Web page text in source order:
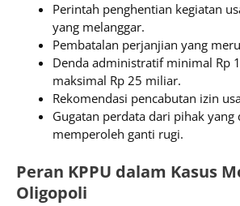
Perintah penghentian kegiatan
yang melanggar.
Pembatalan perjanjian yang
Denda administratif minimal Rp
maksimal Rp 25 miliar.
Rekomendasi pencabutan izin
Gugatan perdata dari pihak
memperoleh ganti rugi.
Peran KPPU dalam Kasus
Oligopoli